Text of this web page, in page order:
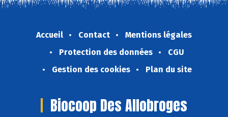
Accueil Contact
Mentions légales
Protection des données
CGU
Gestion des cookies
Plan du site
Biocoop Des Allobroges